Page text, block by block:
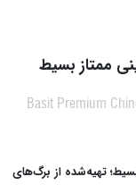
ممتاز بسیط
Basit Premium
تهیه‌شده از برگ‌های